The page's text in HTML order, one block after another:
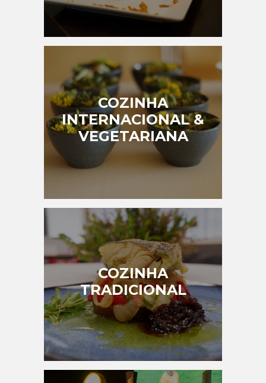
COZINHA
INTERNACIONAL &
VEGETARIANA
COZINHA
TRADICIONAL